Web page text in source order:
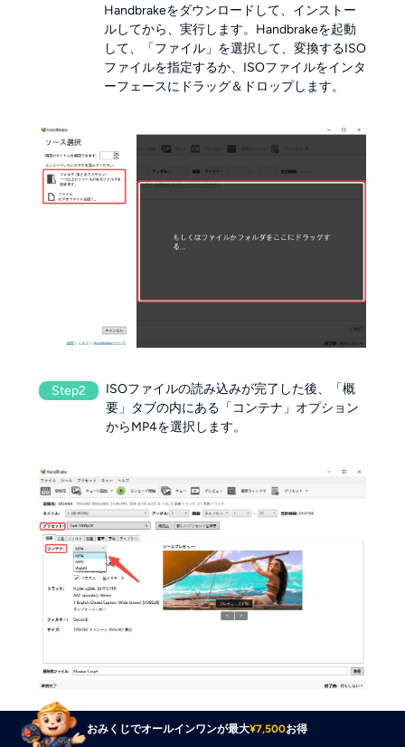
Handbrakeをダウンロードして、インストー
ルしてから、実行します。Handbrakeを起動
して、「ファイル」を選択して、変換するISO
ファイルを指定するか、ISOファイルをインタ
ーフェースにドラッグ＆ドロップします。
Step2
ISOファイルの読み込みが完了した後、「概
要」タブの内にある「コンテナ」オプション
からMP4を選択します。
Step3
画面の下部にある「保存先ファイル」へ移動
おみくじでオールインワンが最大¥7,500お得